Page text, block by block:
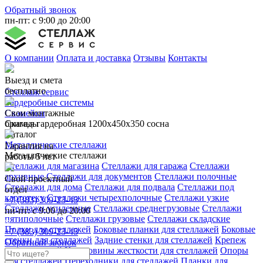
Обратный звонок
пн-пт: с 9:00 до 20:00
О компании Оплата и доставка Отзывы Контакты
Выезд и смета
бесплатно
Свои монтажные
бригады
Гарантия на
работы 5 лет
Свой проектный
отдел
+7 (383) 309-23-45
пн-пт: с 9:00 до 20:00
+7 (383) 309-23-45
Обратный звонок
Стеллаж сервис
Гардеробные системы
Скамейки
Скамья гардеробная 1200х450х350 сосна
Каталог
Металлические стеллажи
Металлические стеллажи
Стеллажи для магазина Стеллажи для гаража Стеллажи
архивные Стеллажи для документов Стеллажи полочные
Стеллажи для дома Стеллажи для подвала Стеллажи под
картотеку Стеллажи четырехполочные Стеллажи узкие
Стеллажи усиленные Стеллажи среднегрузовые Стеллажи
пятиполочные Стеллажи грузовые Стеллажи складские
Полки для стеллажей Боковые планки для стеллажей Боковые
стенки для стеллажей Задние стенки для стеллажей Крепеж
для стеллажей Крестовины жесткости для стеллажей Опоры
для стеллажей Переходники для стеллажей Планки для